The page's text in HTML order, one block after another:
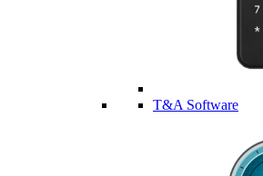
T&A Software